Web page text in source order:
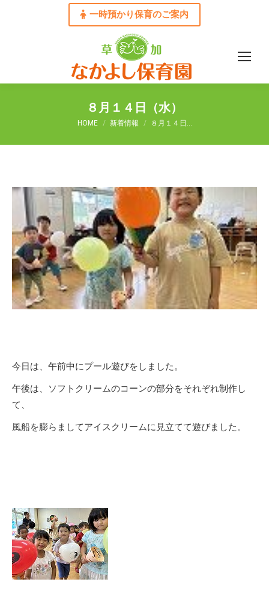
一時預かり保育のご案内
８月１４日（水）
You are here:
HOME 新着情報 ８月１４日…
今日は、午前中にプール遊びをしました。
午後は、ソフトクリームのコーンの部分をそれぞれ制作し
て、
風船を膨らましてアイスクリームに見立てて遊びました。